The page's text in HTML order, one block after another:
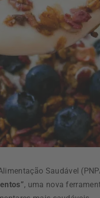
Saudável
, uma nova